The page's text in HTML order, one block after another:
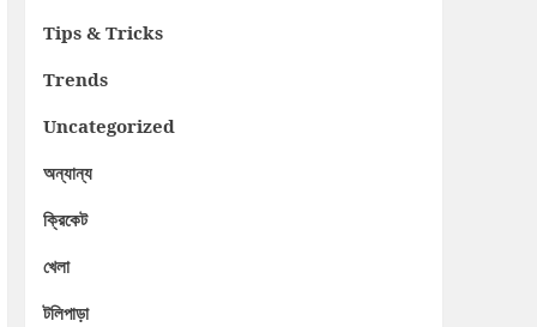
Tips & Tricks
Trends
Uncategorized
অন্যান্য
ক্রিকেট
খেলা
টলিপাড়া